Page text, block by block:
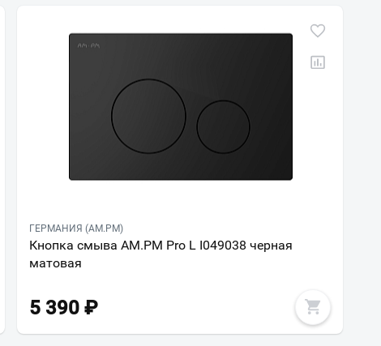
ГЕРМАНИЯ (AM.PM)
Кнопка смыва AM.PM Pro L I049038 черная
матовая
5 390 ₽